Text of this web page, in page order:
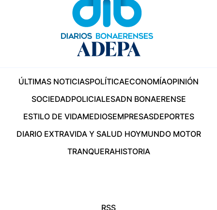
ÚLTIMAS NOTICIASPOLÍTICAECONOMÍAOPINIÓN
SOCIEDADPOLICIALESADN BONAERENSE
ESTILO DE VIDAMEDIOSEMPRESASDEPORTES
DIARIO EXTRAVIDA Y SALUD HOYMUNDO MOTOR
TRANQUERAHISTORIA
RSS